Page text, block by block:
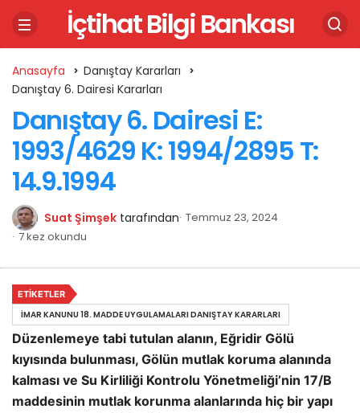
İçtihat Bilgi Bankası
Anasayfa
Danıştay Kararları
Danıştay 6. Dairesi Kararları
Danıştay 6. Dairesi E:
1993/4629 K: 1994/2895 T:
14.9.1994
Suat Şimşek tarafından Temmuz 23, 2024
7 kez okundu
Düzenlemeye tabi tutulan alanın, Eğridir Gölü
kıyısında bulunması, Gölün mutlak koruma alanında
kalması ve Su Kirliliği Kontrolu Yönetmeliği’nin 17/B
maddesinin mutlak korunma alanlarında hiç bir yapı
ETIKETLER
İMAR KANUNU 18. MADDE UYGULAMALARI DANIŞTAY KARARLARI